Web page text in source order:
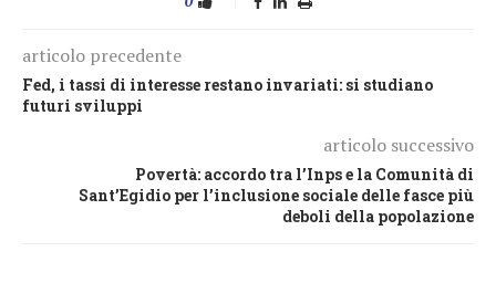
articolo precedente
Fed, i tassi di interesse restano invariati: si studiano
futuri sviluppi
articolo successivo
Povertà: accordo tra l’Inps e la Comunità di
Sant’Egidio per l’inclusione sociale delle fasce più
deboli della popolazione